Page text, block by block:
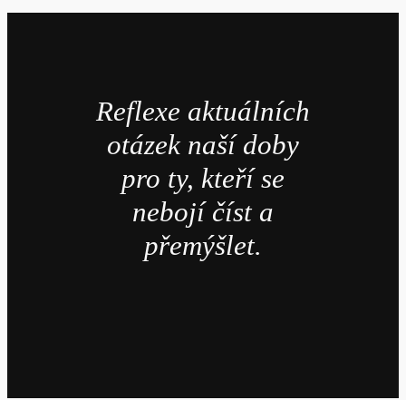
Reflexe aktuálních
otázek naší doby
pro ty, kteří se
nebojí číst a
přemýšlet.